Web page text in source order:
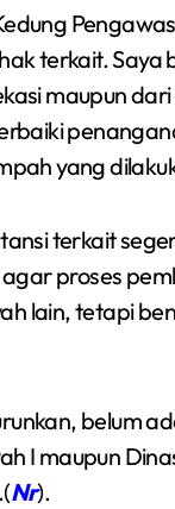
terkait.
maupun
yang
terkait
proses
lain, tetapi
belum
I maupun
Nr).